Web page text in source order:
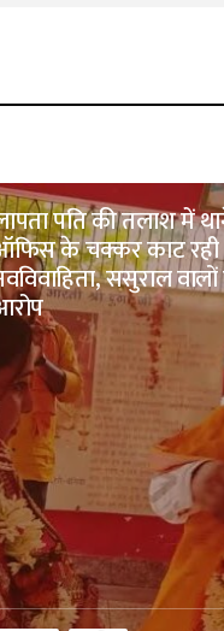
पति की तलाश में
के चक्कर काट रही
ससुराल